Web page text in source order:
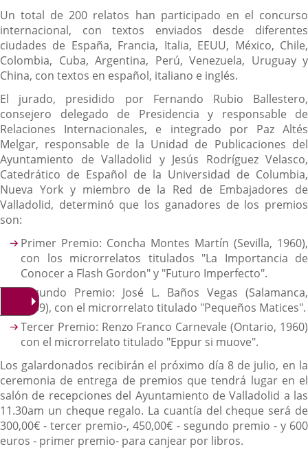
Un total de 200 relatos han participado en el concurso
internacional, con textos enviados desde diferentes
ciudades de España, Francia, Italia, EEUU, México, Chile,
Colombia, Cuba, Argentina, Perú, Venezuela, Uruguay y
China, con textos en español, italiano e inglés.
El jurado, presidido por Fernando Rubio Ballestero,
consejero delegado de Presidencia y responsable de
Relaciones Internacionales, e integrado por Paz Altés
Melgar, responsable de la Unidad de Publicaciones del
Ayuntamiento de Valladolid y Jesús Rodríguez Velasco,
Catedrático de Español de la Universidad de Columbia,
Nueva York y miembro de la Red de Embajadores de
Valladolid, determinó que los ganadores de los premios
son:
Primer Premio: Concha Montes Martín (Sevilla, 1960),
con los microrrelatos titulados "La Importancia de
Conocer a Flash Gordon" y "Futuro Imperfecto".
Segundo Premio: José L. Baños Vegas (Salamanca,
1959), con el microrrelato titulado "Pequeños Matices".
Tercer Premio: Renzo Franco Carnevale (Ontario, 1960)
con el microrrelato titulado "Eppur si muove".
Los galardonados recibirán el próximo día 8 de julio, en la
ceremonia de entrega de premios que tendrá lugar en el
salón de recepciones del Ayuntamiento de Valladolid a las
11.30am un cheque regalo. La cuantía del cheque será de
300,00€ - tercer premio-, 450,00€ - segundo premio - y 600
euros - primer premio- para canjear por libros.